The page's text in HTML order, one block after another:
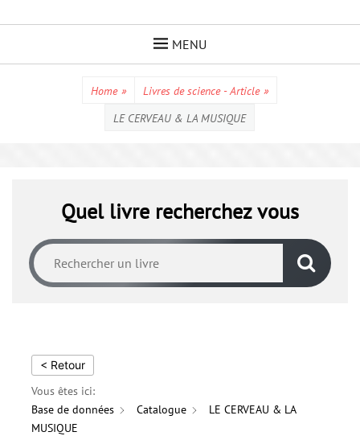
MENU
Home » Livres de science - Article »
LE CERVEAU & LA MUSIQUE
Quel livre recherchez vous
< Retour
Vous êtes ici:
Base de données
Catalogue
LE CERVEAU & LA
MUSIQUE